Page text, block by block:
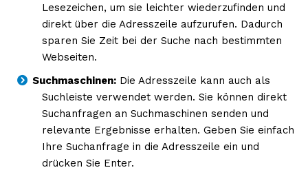
Lesezeichen, um sie leichter wiederzufinden und
direkt über die Adresszeile aufzurufen. Dadurch
sparen Sie Zeit bei der Suche nach bestimmten
Webseiten.
Suchmaschinen: Die Adresszeile kann auch als
Suchleiste verwendet werden. Sie können direkt
Suchanfragen an Suchmaschinen senden und
relevante Ergebnisse erhalten. Geben Sie einfach
Ihre Suchanfrage in die Adresszeile ein und
drücken Sie Enter.